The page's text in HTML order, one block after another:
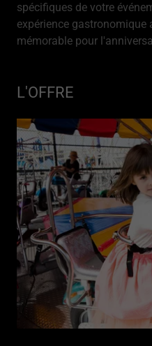
spécifiques de votre
expérience gastronomique
mémorable pour
L'OFFRE